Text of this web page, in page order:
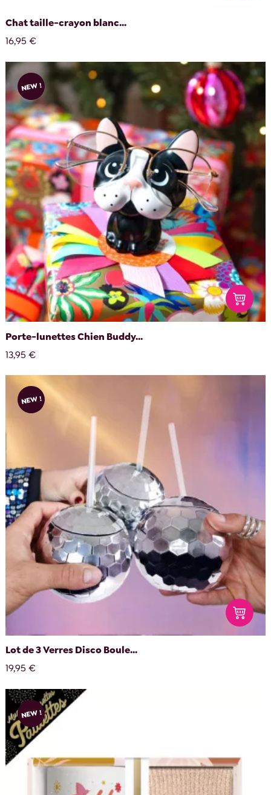
Chat taille-crayon blanc...
16,95 €
NEW !
Porte-lunettes Chien Buddy...
13,95 €
NEW !
Lot de 3 Verres Disco Boule...
19,95 €
NEW !